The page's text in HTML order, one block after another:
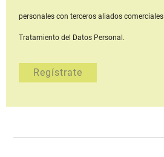
personales con terceros aliados comerciales
Tratamiento del Datos Personal.